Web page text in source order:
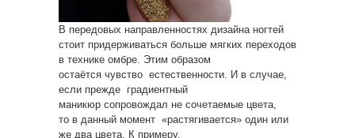
В передовых направленностях дизайна ногтей
стоит придерживаться больше мягких переходов
в технике омбре. Этим образом
остаётся чувство естественности. И в случае,
если прежде градиентный
маникюр сопровождал не сочетаемые цвета,
то в данный момент «растягивается» один или
же два цвета. К примеру,